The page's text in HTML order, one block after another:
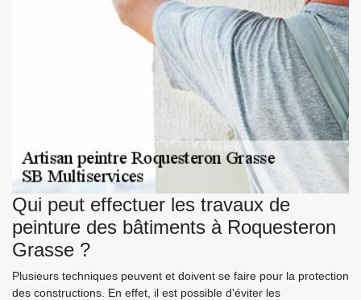
Qui peut effectuer les travaux de
peinture des bâtiments à Roquesteron
Grasse ?
Plusieurs techniques peuvent et doivent se faire pour la protection
des constructions. En effet, il est possible d'éviter les